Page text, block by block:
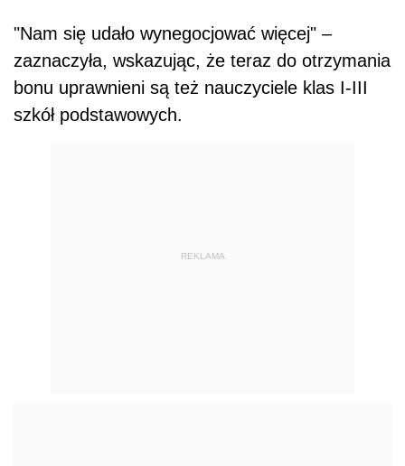
"Nam się udało wynegocjować więcej" –
zaznaczyła, wskazując, że teraz do otrzymania
bonu uprawnieni są też nauczyciele klas I-III
szkół podstawowych.
REKLAMA